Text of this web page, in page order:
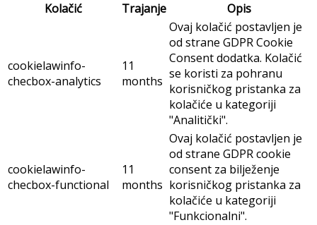
Kolačić
Trajanje Opis
cookielawinfo-
checbox-analytics
11
months
Ovaj kolačić postavljen je
od strane GDPR Cookie
Consent dodatka. Kolačić
se koristi za pohranu
korisničkog pristanka za
kolačiće u kategoriji
"Analitički".
cookielawinfo-
checbox-functional
11
months
Ovaj kolačić postavljen je
od strane GDPR cookie
consent za bilježenje
korisničkog pristanka za
kolačiće u kategoriji
"Funkcionalni".